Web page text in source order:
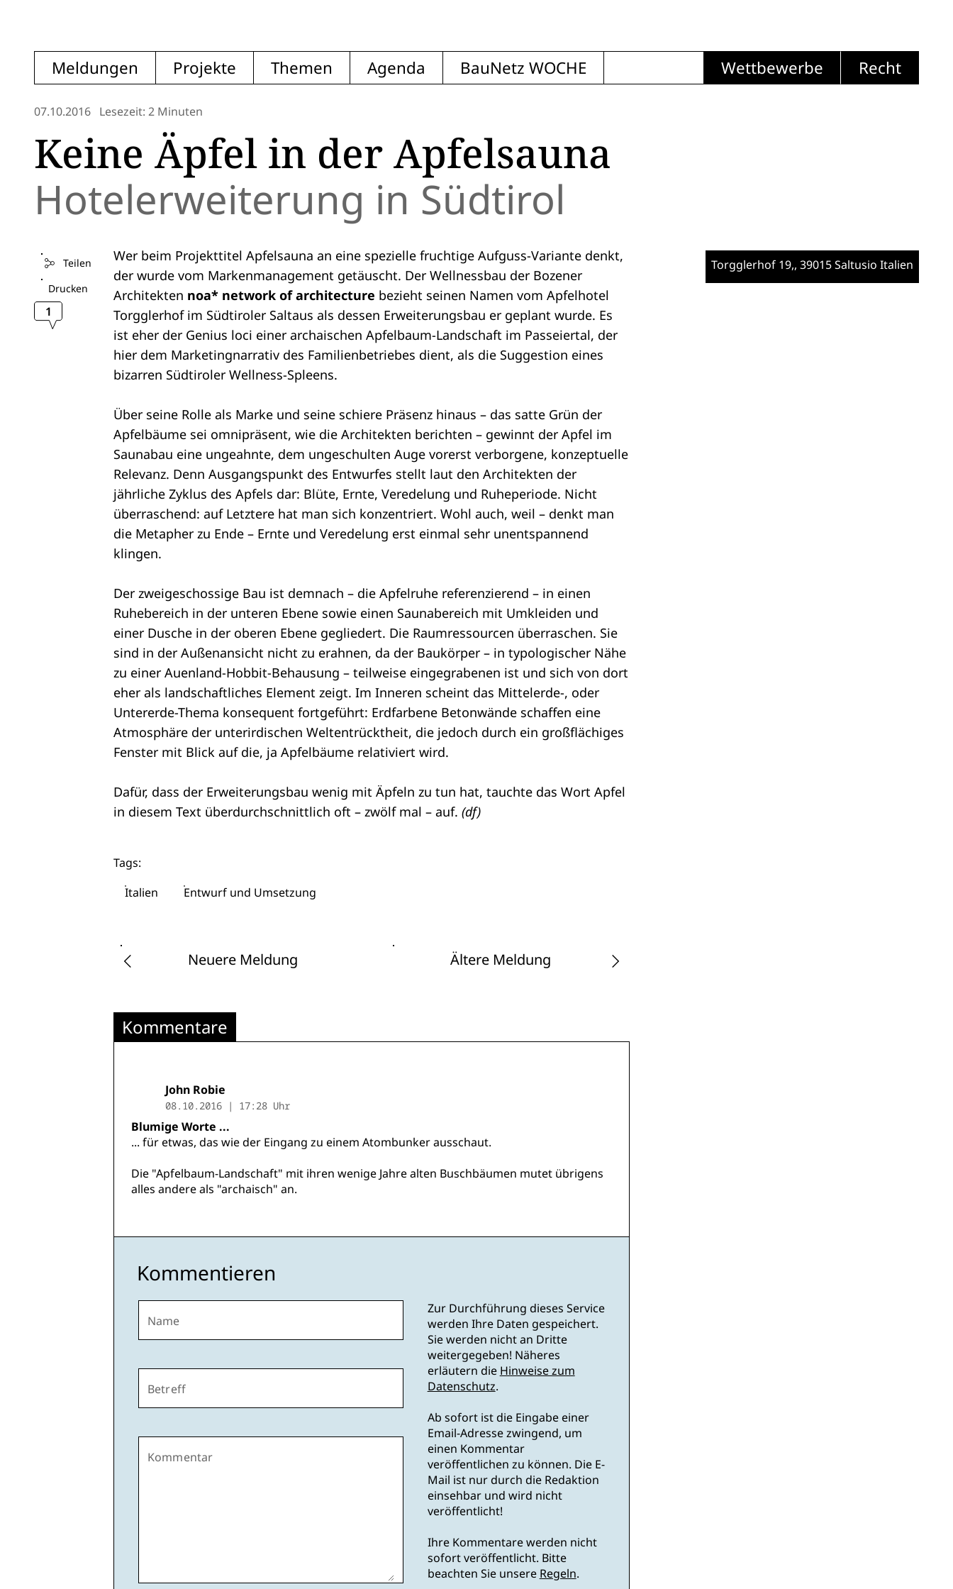
Meldungen Projekte Themen Agenda BauNetz WOCHE Wettbewerbe Recht
07.10.2016 Lesezeit: 2 Minuten
Keine Äpfel in der Apfelsauna
Hotelerweiterung in Südtirol
Teilen
Drucken
1
Wer beim Projekttitel Apfelsauna an eine spezielle fruchtige Aufguss-Variante denkt,
der wurde vom Markenmanagement getäuscht. Der Wellnessbau der Bozener
Architekten noa* network of architecture bezieht seinen Namen vom Apfelhotel
Torgglerhof im Südtiroler Saltaus als dessen Erweiterungsbau er geplant wurde. Es
ist eher der Genius loci einer archaischen Apfelbaum-Landschaft im Passeiertal, der
hier dem Marketingnarrativ des Familienbetriebes dient, als die Suggestion eines
bizarren Südtiroler Wellness-Spleens.
Über seine Rolle als Marke und seine schiere Präsenz hinaus – das satte Grün der
Apfelbäume sei omnipräsent, wie die Architekten berichten – gewinnt der Apfel im
Saunabau eine ungeahnte, dem ungeschulten Auge vorerst verborgene, konzeptuelle
Relevanz. Denn Ausgangspunkt des Entwurfes stellt laut den Architekten der
jährliche Zyklus des Apfels dar: Blüte, Ernte, Veredelung und Ruheperiode. Nicht
überraschend: auf Letztere hat man sich konzentriert. Wohl auch, weil – denkt man
die Metapher zu Ende – Ernte und Veredelung erst einmal sehr unentspannend
klingen.
Der zweigeschossige Bau ist demnach – die Apfelruhe referenzierend – in einen
Ruhebereich in der unteren Ebene sowie einen Saunabereich mit Umkleiden und
einer Dusche in der oberen Ebene gegliedert. Die Raumressourcen überraschen. Sie
sind in der Außenansicht nicht zu erahnen, da der Baukörper – in typologischer Nähe
zu einer Auenland-Hobbit-Behausung – teilweise eingegrabenen ist und sich von dort
eher als landschaftliches Element zeigt. Im Inneren scheint das Mittelerde-, oder
Untererde-Thema konsequent fortgeführt: Erdfarbene Betonwände schaffen eine
Atmosphäre der unterirdischen Weltentrücktheit, die jedoch durch ein großflächiges
Fenster mit Blick auf die, ja Apfelbäume relativiert wird.
Dafür, dass der Erweiterungsbau wenig mit Äpfeln zu tun hat, tauchte das Wort Apfel
in diesem Text überdurchschnittlich oft – zwölf mal – auf. (df)
Tags:
Italien
Entwurf und Umsetzung
Neuere Meldung Ältere Meldung
Torgglerhof 19,, 39015 Saltusio Italien
Kommentare
John Robie
08.10.2016 | 17:28 Uhr
Blumige Worte ...
... für etwas, das wie der Eingang zu einem Atombunker ausschaut.
Die "Apfelbaum-Landschaft" mit ihren wenige Jahre alten Buschbäumen mutet übrigens
alles andere als "archaisch" an.
Kommentieren
Name
Betreff
Kommentar
Zur Durchführung dieses Service
werden Ihre Daten gespeichert.
Sie werden nicht an Dritte
weitergegeben! Näheres
erläutern die Hinweise zum
Datenschutz.
Ab sofort ist die Eingabe einer
Email-Adresse zwingend, um
einen Kommentar
veröffentlichen zu können. Die E-
Mail ist nur durch die Redaktion
einsehbar und wird nicht
veröffentlicht!
Ihre Kommentare werden nicht
sofort veröffentlicht. Bitte
beachten Sie unsere Regeln.